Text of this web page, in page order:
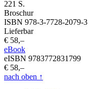
221 S.
Broschur
ISBN 978-3-7728-2079-3
Lieferbar
€ 58,–
eBook
eISBN 9783772831799
€ 58,–
nach oben ↑